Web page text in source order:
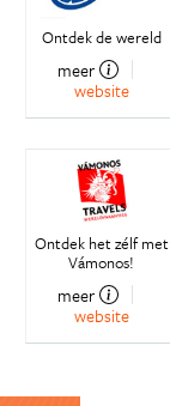
Ontdek de wereld
meer
website
Ontdek het zélf met
Vámonos!
meer
website